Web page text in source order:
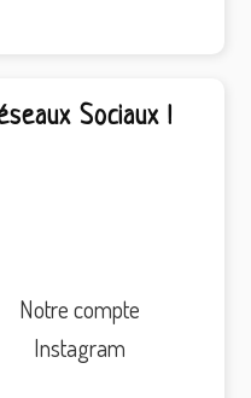
Sociaux !
Notre compte
Instagram